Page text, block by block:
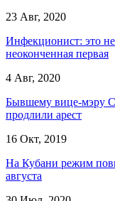
23 Авг, 2020
Инфекционист: это не
неоконченная первая
4 Авг, 2020
Бывшему вице-мэру
продлили арест
16 Окт, 2019
На Кубани режим
августа